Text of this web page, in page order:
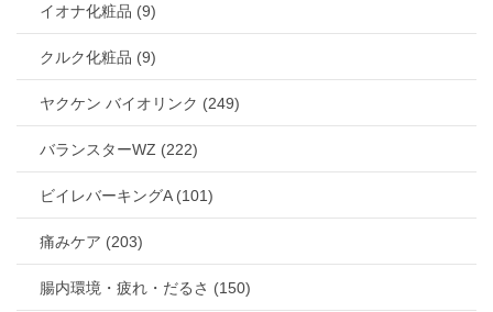
イオナ化粧品 (9)
クルク化粧品 (9)
ヤクケン バイオリンク (249)
バランスターWZ (222)
ビイレバーキングA (101)
痛みケア (203)
腸内環境・疲れ・だるさ (150)